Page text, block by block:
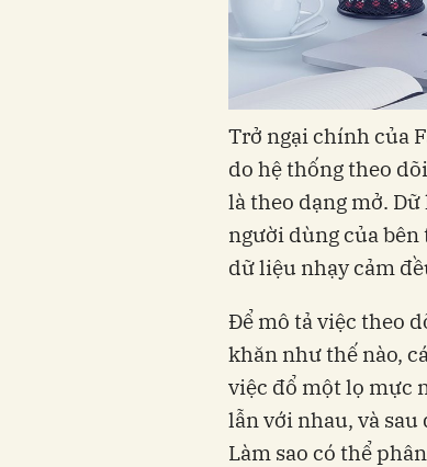
Trở ngại chính của
do hệ thống theo
là theo dạng mở.
người dùng của
dữ liệu nhạy cảm
Để mô tả việc theo
khăn như thế nào,
việc đổ một lọ mực
lẫn với nhau, và
Làm sao có thể